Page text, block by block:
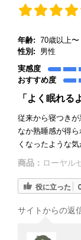
年齢: 70歳以上〜
性別:
男性
実感度
おすすめ度
「よく眠れる
従来から寝つき
なか熟睡感が得
くなったような
商品： ローヤル
役に立った 0
サイトからの返